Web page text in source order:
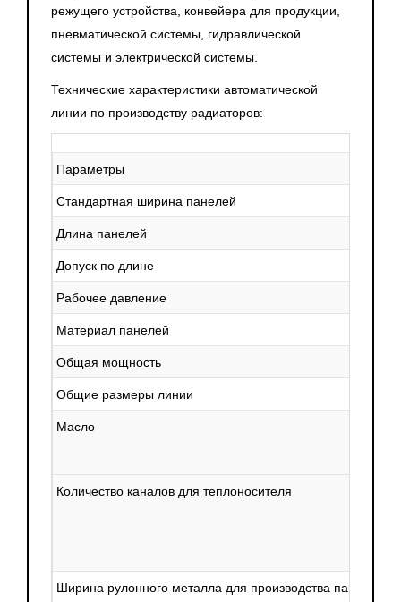
интегрировать все этапы производства в единую систему.
ПЛК обеспечивают гибкость в настройках, что позволяет
быстро реагировать на изменения в производственных
требованиях и оптимизировать процессы в реальном
времени.
режущего устройства, конвейера для продукции,
пневматической системы, гидравлической
системы и электрической системы.
Технические характеристики автоматической
линии по производству радиаторов:
Параметры
Стандартная ширина панелей
Длина панелей
Допуск по длине
Рабочее давление
Материал панелей
Общая мощность
Общие размеры линии
Масло
Количество каналов для теплоносителя
Ширина рулонного металла для производства панелей